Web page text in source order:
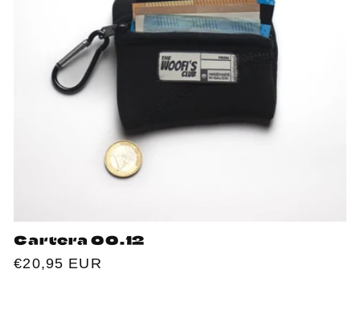
Cartera 00.12
Regular
€20,95 EUR